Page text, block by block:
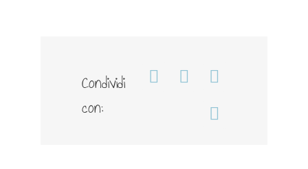
Condividi
con:
Facebook
WhatsApp
Telegram
Email